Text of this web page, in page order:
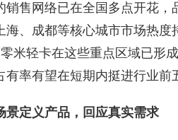
销售网络已在全国多点开花
海、成都等核心城市市场热
米轻卡在这些重点区域已形
有率有望在短期内挺进行业前
景定义产品，回应真实需求